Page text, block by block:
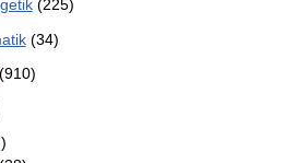
(225)
(34)